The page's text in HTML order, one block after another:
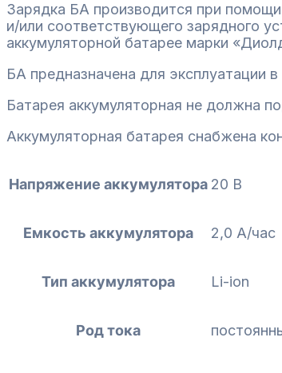
Зарядка БА производится при
и/или соответствующего зарядного
аккумуляторной батарее марки
БА предназначена для эксплуатации
Батарея аккумуляторная не должна
Аккумуляторная батарея снабжена
Напряжение аккумулятора 20 В
Емкость аккумулятора 2,0 А/час
Тип аккумулятора Li-ion
Род тока